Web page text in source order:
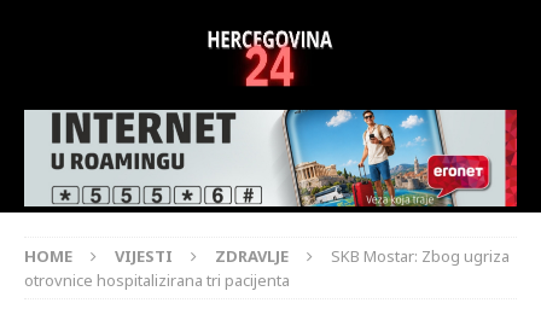
HOME VIJESTI ZDRAVLJE
SKB Mostar: Zbog ugriza
otrovnice hospitalizirana tri pacijenta